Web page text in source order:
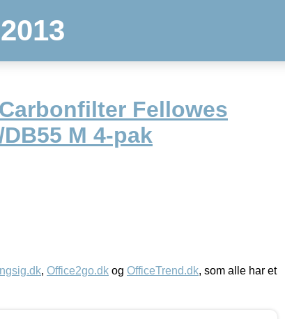
Carbonfilter Fellowes
M 4-pak
, Office2go.dk og OfficeTrend.dk, som alle har et